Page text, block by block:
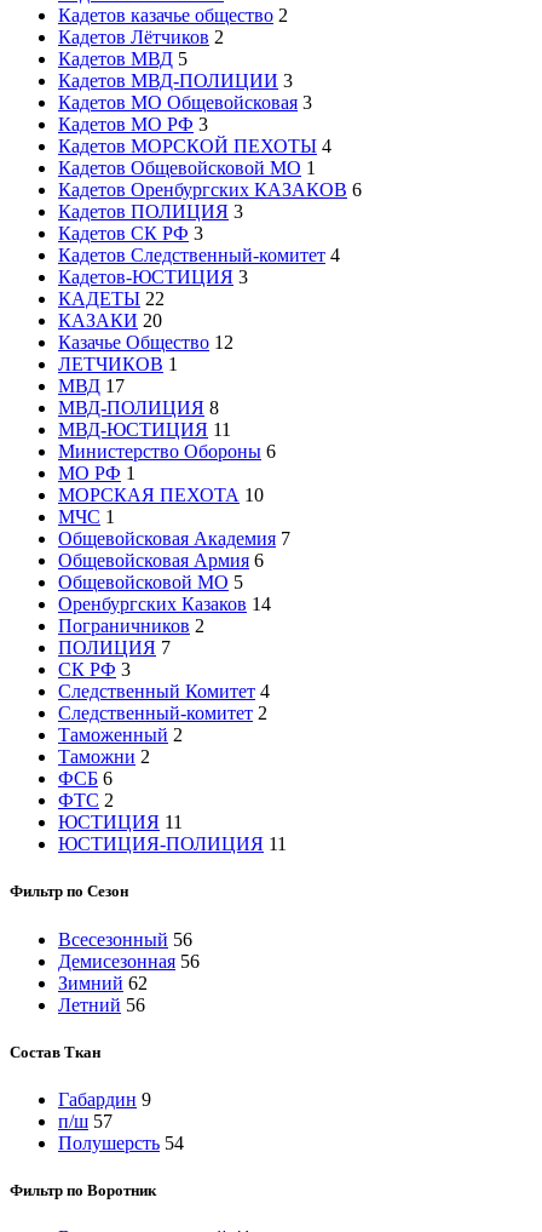
Кадетов казачье общество 2
Кадетов Лётчиков 2
Кадетов МВД 5
Кадетов МВД-ПОЛИЦИИ 3
Кадетов МО Общевойсковая 3
Кадетов МО РФ 3
Кадетов МОРСКОЙ ПЕХОТЫ 4
Кадетов Общевойсковой МО 1
Кадетов Оренбургских КАЗАКОВ 6
Кадетов ПОЛИЦИЯ 3
Кадетов СК РФ 3
Кадетов Следственный-комитет 4
Кадетов-ЮСТИЦИЯ 3
КАДЕТЫ 22
КАЗАКИ 20
Казачье Общество 12
ЛЕТЧИКОВ 1
МВД 17
МВД-ПОЛИЦИЯ 8
МВД-ЮСТИЦИЯ 11
Министерство Обороны 6
МО РФ 1
МОРСКАЯ ПЕХОТА 10
МЧС 1
Общевойсковая Академия 7
Общевойсковая Армия 6
Общевойсковой МО 5
Оренбургских Казаков 14
Пограничников 2
ПОЛИЦИЯ 7
СК РФ 3
Следственный Комитет 4
Следственный-комитет 2
Таможенный 2
Таможни 2
ФСБ 6
ФТС 2
ЮСТИЦИЯ 11
ЮСТИЦИЯ-ПОЛИЦИЯ 11
Фильтр по Сезон
Всесезонный 56
Демисезонная 56
Зимний 62
Летний 56
Состав Ткан
Габардин 9
п/ш 57
Полушерсть 54
Фильтр по Воротник